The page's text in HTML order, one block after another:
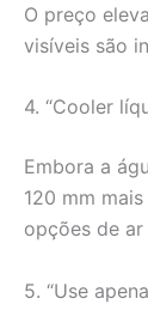
O preço
visíveis são
4. “Cooler
Embora a
120 mm
opções de ar
5. “Use